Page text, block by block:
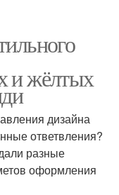
и жёлтых
дизайна
ответвления?
разные
оформления